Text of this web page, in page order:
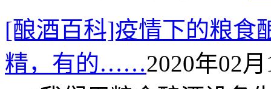
[酿酒百科]疫情下的粮食
精，有的……2020年02